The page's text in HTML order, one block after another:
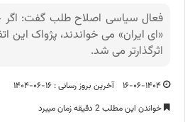
فعال سیاسی اصلاح طلب گفت: اگر
اثرگذارتر می شد.
۱۶-۰۶-۱۴۰۴
آخرین بروز رسانی : ۱۶-۰۶-۱۴۰۴
خواندن این مطلب 2 دقیقه زمان میبرد